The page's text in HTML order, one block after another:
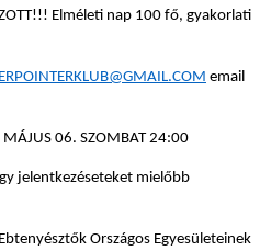
Elméleti nap 100 fő, gyakorlati
email
MÁJUS 06. SZOMBAT 24:00
jelentkezéseteket mielőbb
Országos Egyesületeinek